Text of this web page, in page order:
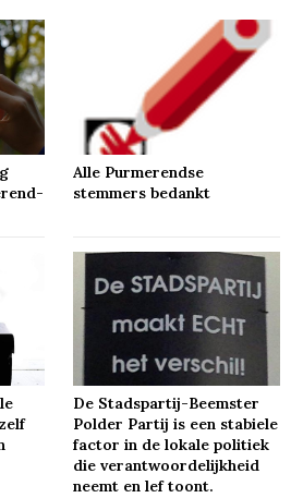
Alle Purmerendse
stemmers bedankt
De Stadspartij-Beemster
Polder Partij is een stabiele
factor in de lokale politiek
die verantwoordelijkheid
neemt en lef toont.